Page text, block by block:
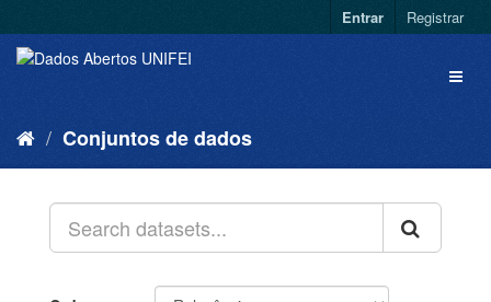
Entrar Registrar
Conjuntos de dados